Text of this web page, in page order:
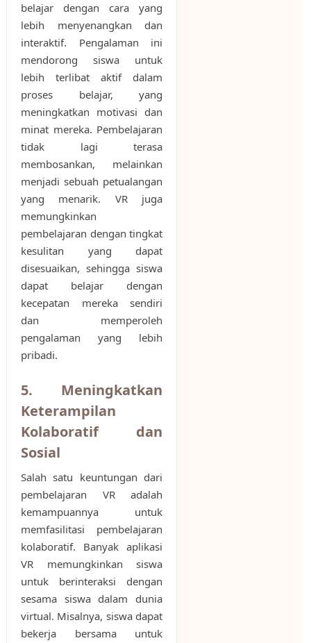
belajar dengan cara yang
lebih menyenangkan dan
interaktif. Pengalaman ini
mendorong siswa untuk
lebih terlibat aktif dalam
proses belajar, yang
meningkatkan motivasi dan
minat mereka. Pembelajaran
tidak lagi terasa
membosankan, melainkan
menjadi sebuah petualangan
yang menarik. VR juga
memungkinkan
pembelajaran dengan tingkat
kesulitan yang dapat
disesuaikan, sehingga siswa
dapat belajar dengan
kecepatan mereka sendiri
dan memperoleh
pengalaman yang lebih
pribadi.
5. Meningkatkan
Keterampilan
Kolaboratif dan
Sosial
Salah satu keuntungan dari
pembelajaran VR adalah
kemampuannya untuk
memfasilitasi pembelajaran
kolaboratif. Banyak aplikasi
VR memungkinkan siswa
untuk berinteraksi dengan
sesama siswa dalam dunia
virtual. Misalnya, siswa dapat
bekerja bersama untuk